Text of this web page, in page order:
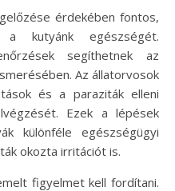
érdekében fontos,
kutyánk egészségét.
segíthetnek az
Az állatorvosok
és a paraziták elleni
Ezek a lépések
különféle egészségügyi
okozta irritációt is.
figyelmet kell fordítani.